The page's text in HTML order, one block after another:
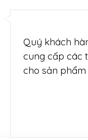
Quý khách
cung cấp các
cho sản phẩm